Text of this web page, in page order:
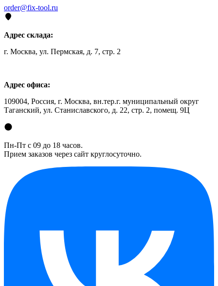
order@fix-tool.ru
Адрес склада:
г. Москва, ул. Пермская, д. 7, стр. 2
Адрес офиса:
109004, Россия, г. Москва, вн.тер.г. муниципальный округ
Таганский, ул. Станиславского, д. 22, стр. 2, помещ. 9Ц
Пн-Пт с 09 до 18 часов.
Прием заказов через сайт круглосуточно.